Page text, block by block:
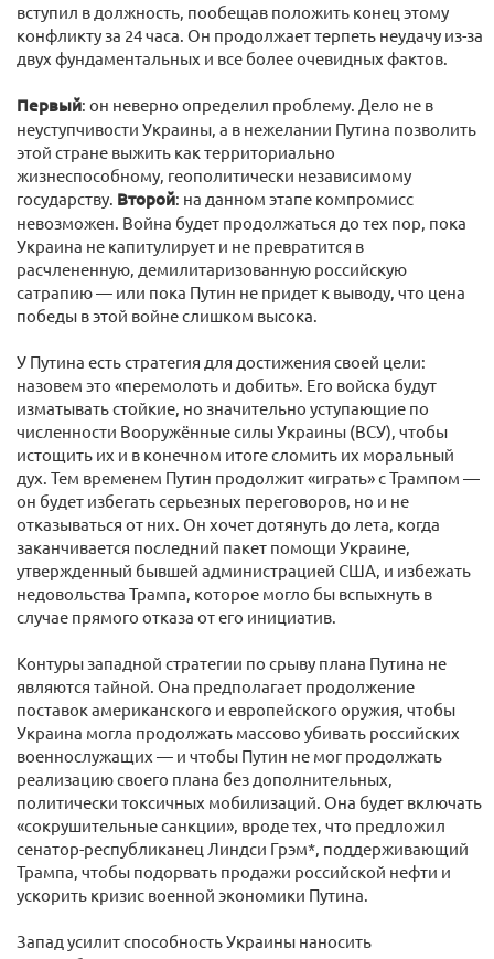
вступил в должность, пообещав положить конец этому
конфликту за 24 часа. Он продолжает терпеть неудачу из-за
двух фундаментальных и все более очевидных фактов.
Первый: он неверно определил проблему. Дело не в
неуступчивости Украины, а в нежелании Путина позволить
этой стране выжить как территориально
жизнеспособному, геополитически независимому
государству. Второй: на данном этапе компромисс
невозможен. Война будет продолжаться до тех пор, пока
Украина не капитулирует и не превратится в
расчлененную, демилитаризованную российскую
сатрапию — или пока Путин не придет к выводу, что цена
победы в этой войне слишком высока.
У Путина есть стратегия для достижения своей цели:
назовем это «перемолоть и добить». Его войска будут
изматывать стойкие, но значительно уступающие по
численности Вооружённые силы Украины (ВСУ), чтобы
истощить их и в конечном итоге сломить их моральный
дух. Тем временем Путин продолжит «играть» с Трампом —
он будет избегать серьезных переговоров, но и не
отказываться от них. Он хочет дотянуть до лета, когда
заканчивается последний пакет помощи Украине,
утвержденный бывшей администрацией США, и избежать
недовольства Трампа, которое могло бы вспыхнуть в
случае прямого отказа от его инициатив.
Контуры западной стратегии по срыву плана Путина не
являются тайной. Она предполагает продолжение
поставок американского и европейского оружия, чтобы
Украина могла продолжать массово убивать российских
военнослужащих — и чтобы Путин не мог продолжать
реализацию своего плана без дополнительных,
политически токсичных мобилизаций. Она будет включать
«сокрушительные санкции», вроде тех, что предложил
сенатор-республиканец Линдси Грэм*, поддерживающий
Трампа, чтобы подорвать продажи российской нефти и
ускорить кризис военной экономики Путина.
Запад усилит способность Украины наносить